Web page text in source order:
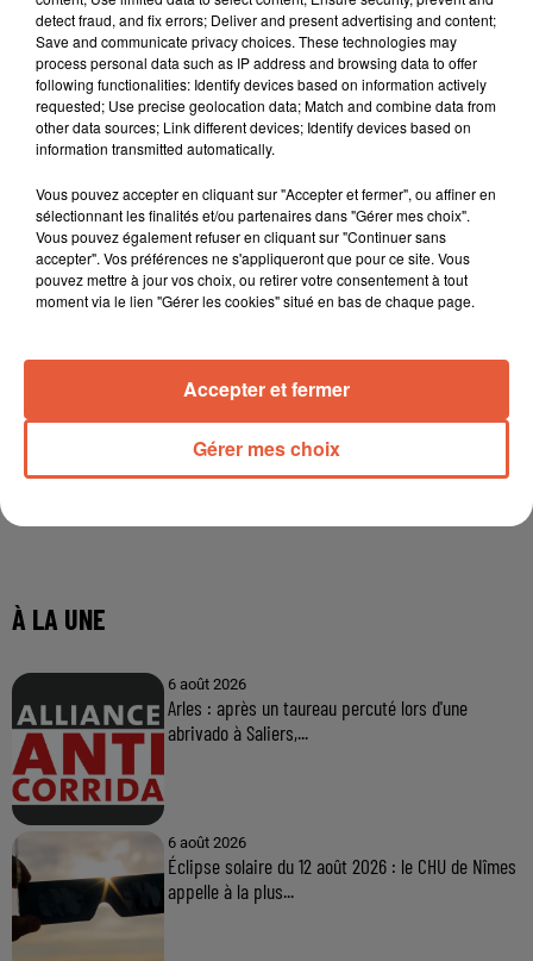
À LA UNE
6 août 2026
Arles : après un taureau percuté lors d'une
abrivado à Saliers,...
6 août 2026
Éclipse solaire du 12 août 2026 : le CHU de Nîmes
appelle à la plus...
detect fraud, and fix errors; Deliver and present advertising and content;
Save and communicate privacy choices. These technologies may
process personal data such as IP address and browsing data to offer
following functionalities: Identify devices based on information actively
requested; Use precise geolocation data; Match and combine data from
other data sources; Link different devices; Identify devices based on
information transmitted automatically.
Vous pouvez accepter en cliquant sur "Accepter et fermer", ou affiner en
sélectionnant les finalités et/ou partenaires dans "Gérer mes choix".
Vous pouvez également refuser en cliquant sur "Continuer sans
accepter". Vos préférences ne s'appliqueront que pour ce site. Vous
pouvez mettre à jour vos choix, ou retirer votre consentement à tout
moment via le lien "Gérer les cookies" situé en bas de chaque page.
Gérer mes choix
Accepter et fermer